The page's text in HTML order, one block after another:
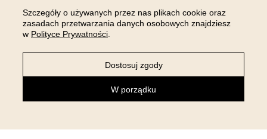
Szczegóły o używanych przez nas plikach cookie oraz
zasadach przetwarzania danych osobowych znajdziesz
w Polityce Prywatności
W porządku
Dostosuj zgody